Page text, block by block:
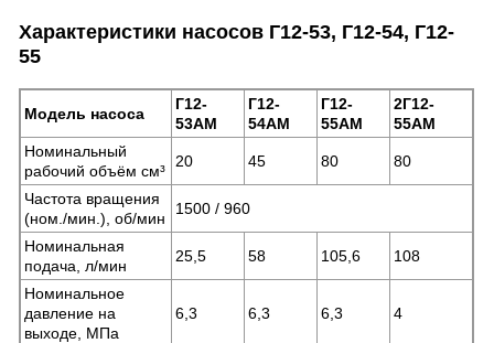
Характеристики насосов Г12-53, Г12-54, Г12-
55
Модель насоса
Г12-
53АМ
Г12-
54АМ
Г12-
55АМ
2Г12-
55АМ
Номинальный
рабочий объём см³
20 45 80 80
Частота вращения
(ном./мин.), об/мин
1500 / 960
Номинальная
подача, л/мин
25,5 58 105,6 108
Номинальное
давление на
выходе, МПа
6,3 6,3 6,3 4